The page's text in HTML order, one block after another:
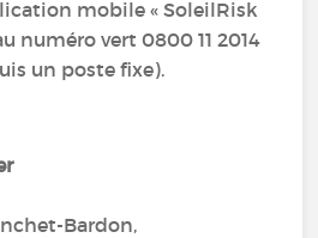
mobile « SoleilRisk
numéro vert 0800 11 2014
un poste fixe).
Bardon,